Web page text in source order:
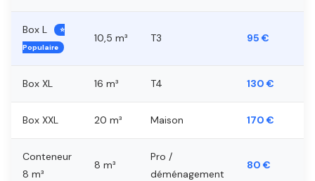
Box L
⭐
Populaire
10,5 m³ T3 95 €
Box XL 16 m³ T4 130 €
Box XXL 20 m³ Maison 170 €
Conteneur
8 m³
8 m³
Pro /
déménagement
80 €